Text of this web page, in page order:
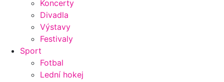
Koncerty
Divadla
Výstavy
Festivaly
Sport
Fotbal
Lední hokej